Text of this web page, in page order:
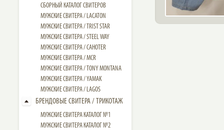
СБОРНЫЙ КАТАЛОГ СВИТЕРОВ
МУЖСКИЕ СВИТЕРА / LACATON
МУЖСКИЕ СВИТЕРА / TRIST STAR
МУЖСКИЕ СВИТЕРА / STEEL WAY
МУЖСКИЕ СВИТЕРА / CAHOTER
МУЖСКИЕ CВИТЕРА / MCR
МУЖСКИЕ CВИТЕРА / TONY MONTANA
МУЖСКИЕ СВИТЕРА / YAMAK
МУЖСКИЕ СВИТЕРА / LAGOS
БРЕНДОВЫЕ СВИТЕРА / ТРИКОТАЖ
МУЖСКИЕ СВИТЕРА КАТАЛОГ №1
МУЖСКИЕ СВИТЕРА КАТАЛОГ №2